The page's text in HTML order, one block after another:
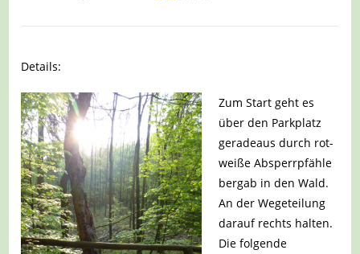
Details:
Zum Start geht es
über den Parkplatz
geradeaus durch rot-
weiße Absperrpfähle
bergab in den Wald.
An der Wegeteilung
darauf rechts halten.
Die folgende